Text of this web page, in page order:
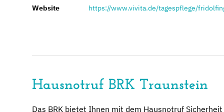
Website
https://www.vivita.de/tagespflege/
Hausnotruf BRK Traunstein
Das BRK bietet Ihnen mit dem Hausnotruf Sicherheit